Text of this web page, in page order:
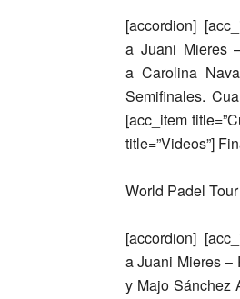
[accordion]
a Juani Mieres
a Carolina
Semifinales.
[acc_item
title=”Videos”]
World Padel
[accordion]
aJuani Mieres –
y Majo Sánchez